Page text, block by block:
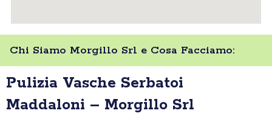
Chi Siamo Morgillo Srl e Cosa Facciamo:
Pulizia Vasche Serbatoi
Maddaloni – Morgillo Srl